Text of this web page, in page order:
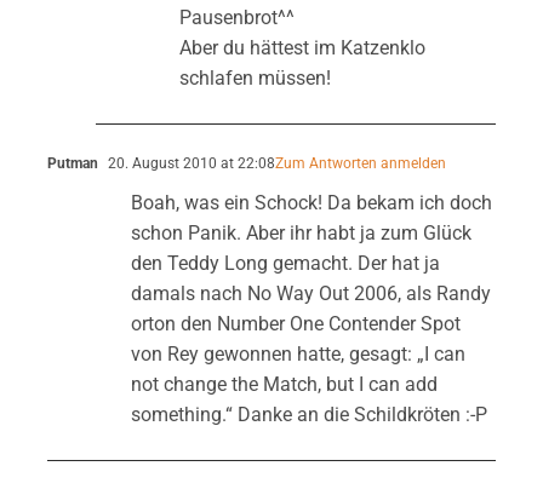
Pausenbrot^^
Aber du hättest im Katzenklo
schlafen müssen!
Putman 20. August 2010 at 22:08Zum Antworten anmelden
Boah, was ein Schock! Da bekam ich doch
schon Panik. Aber ihr habt ja zum Glück
den Teddy Long gemacht. Der hat ja
damals nach No Way Out 2006, als Randy
orton den Number One Contender Spot
von Rey gewonnen hatte, gesagt: „I can
not change the Match, but I can add
something.“ Danke an die Schildkröten :-P